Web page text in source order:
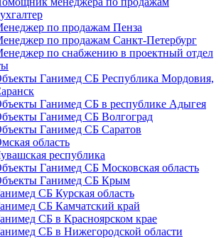
по продажам Пенза
по продажам Санкт-Петербург
по снабжению в проектный отдел
Ганимед СБ Республика Мордовия,
Ганимед СБ в республике Адыгея
Ганимед СБ Волгоград
Ганимед СБ Саратов
область
республика
Ганимед СБ Московская область
Ганимед СБ Крым
СБ Курская область
СБ Камчатский край
СБ в Красноярском крае
СБ в Нижегородской области